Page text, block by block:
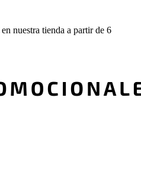
en nuestra tienda a partir de 6